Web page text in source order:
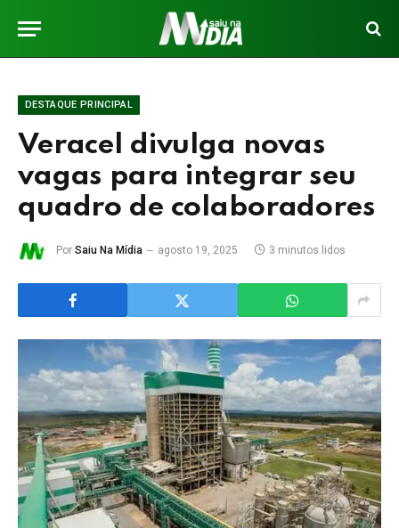
DESTAQUE PRINCIPAL
Veracel divulga novas
vagas para integrar seu
quadro de colaboradores
Por Saiu Na Mídia agosto 19, 2025 3 minutos lidos